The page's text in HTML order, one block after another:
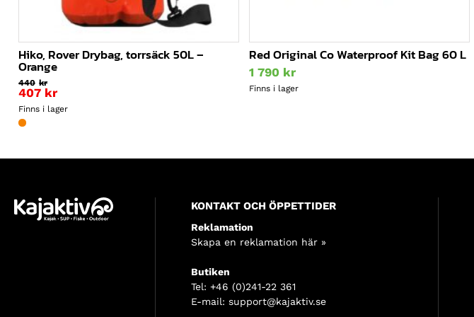
Hiko, Rover Drybag, torrsäck 50L –
Orange
440 kr
407 kr
Finns i lager
Red Original Co Waterproof Kit Bag 60 L
1 790 kr
Finns i lager
KONTAKT OCH ÖPPETTIDER
Reklamation
Skapa en reklamation här »
Butiken
Tel: +46 (0)241-22 361
E-mail: support@kajaktiv.se